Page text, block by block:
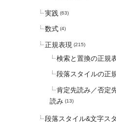
実践 (63)
数式 (4)
正規表現 (215)
検索と置換の正規
段落スタイルの正
肯定先読み／否定
読み (13)
段落スタイル&文字ス